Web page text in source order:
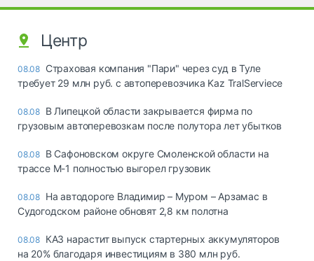
Центр
08.08 Страховая компания "Пари" через суд в Туле
требует 29 млн руб. с автоперевозчика Kaz TralServiece
08.08 В Липецкой области закрывается фирма по
грузовым автоперевозкам после полутора лет убытков
08.08 В Сафоновском округе Смоленской области на
трассе М-1 полностью выгорел грузовик
08.08 На автодороге Владимир – Муром – Арзамас в
Судогодском районе обновят 2,8 км полотна
08.08 КАЗ нарастит выпуск стартерных аккумуляторов
на 20% благодаря инвестициям в 380 млн руб.